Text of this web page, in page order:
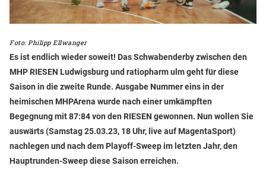
Foto: Philipp Ellwanger
Es ist endlich wieder soweit! Das Schwabenderby zwischen den
MHP RIESEN Ludwigsburg und ratiopharm ulm geht für diese
Saison in die zweite Runde. Ausgabe Nummer eins in der
heimischen MHPArena wurde nach einer umkämpften
Begegnung mit 87:84 von den RIESEN gewonnen. Nun wollen Sie
auswärts (Samstag 25.03.23, 18 Uhr, live auf MagentaSport)
nachlegen und nach dem Playoff-Sweep im letzten Jahr, den
Hauptrunden-Sweep diese Saison erreichen.